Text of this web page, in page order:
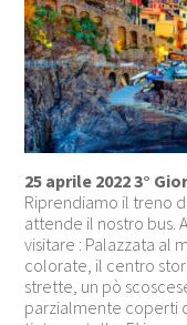
25 aprile 2022 3°
Riprendiamo il treno
attende il nostro bus.
visitare : Palazzata al
colorate, il centro
strette, un pò
parzialmente coperti